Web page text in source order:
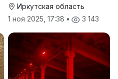
Иркутская область
1 ноя 2025, 17:38 • 3 143